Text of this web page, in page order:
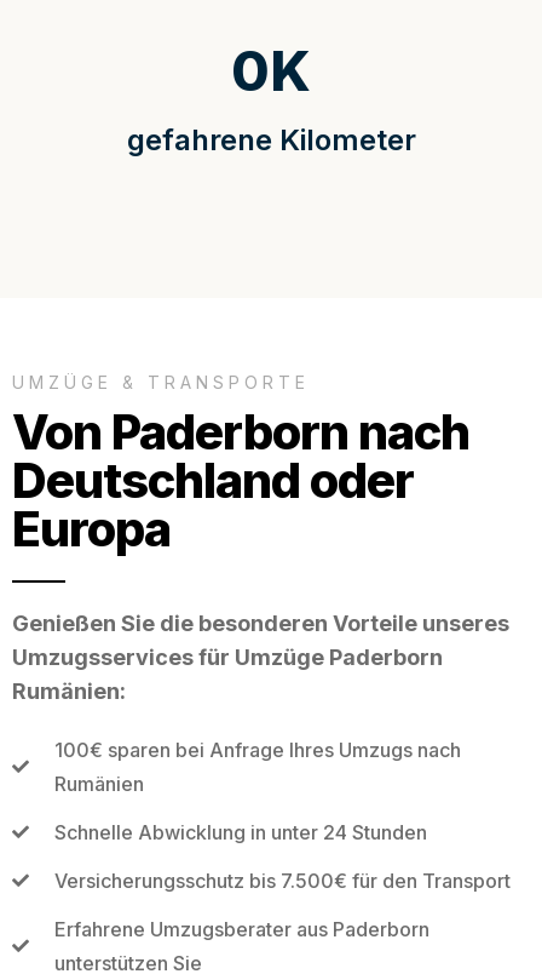
gefahrene Kilometer
0K
UMZÜGE & TRANSPORTE
Von Paderborn nach
Deutschland oder
Europa
Genießen Sie die besonderen Vorteile unseres
Umzugsservices für Umzüge Paderborn
Rumänien:
100€ sparen bei Anfrage Ihres Umzugs nach
Rumänien
Schnelle Abwicklung in unter 24 Stunden
Versicherungsschutz bis 7.500€ für den Transport
Erfahrene Umzugsberater aus Paderborn
unterstützen Sie